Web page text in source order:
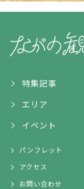
特集記事
エリア
イベント
パンフレット
アクセス
お問い合わせ